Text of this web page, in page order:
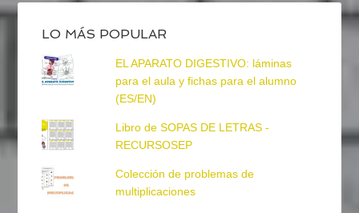
LO MÁS POPULAR
EL APARATO DIGESTIVO: láminas
para el aula y fichas para el alumno
(ES/EN)
Libro de SOPAS DE LETRAS -
RECURSOSEP
Colección de problemas de
multiplicaciones